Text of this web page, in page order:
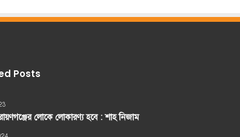
Posts
লোকে লোকারণ্য হবে : শাহ নিজাম